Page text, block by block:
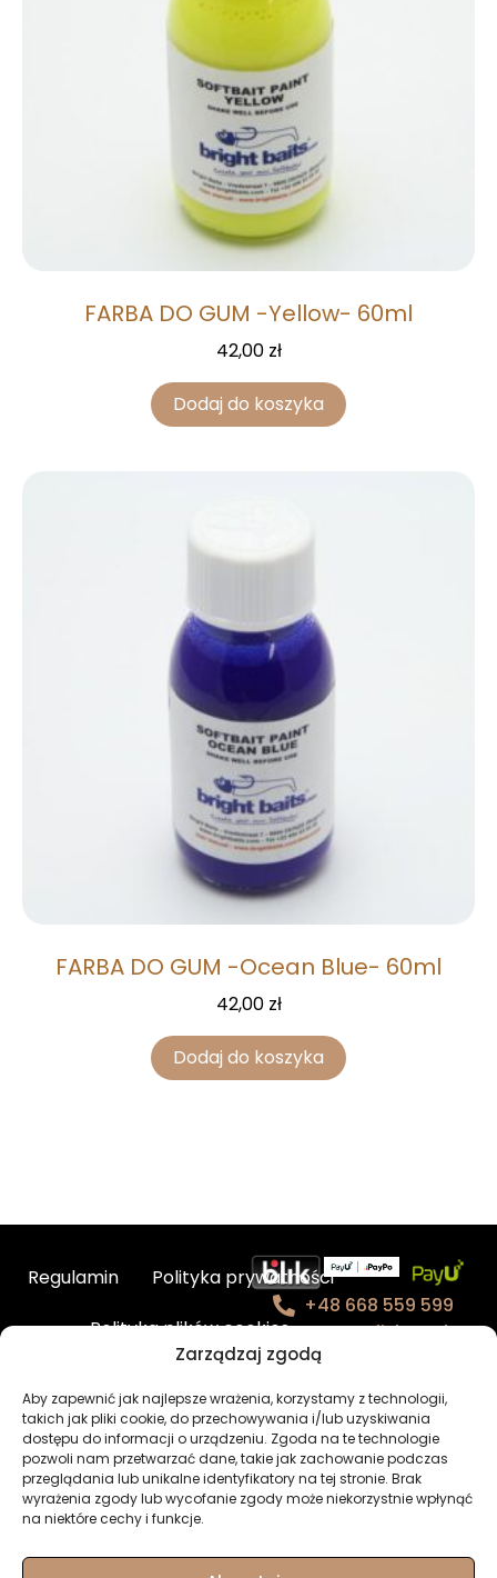
Zarządzaj zgodą
Aby zapewnić jak najlepsze wrażenia, korzystamy z technologii,
takich jak pliki cookie, do przechowywania i/lub uzyskiwania
dostępu do informacji o urządzeniu. Zgoda na te technologie
pozwoli nam przetwarzać dane, takie jak zachowanie podczas
przeglądania lub unikalne identyfikatory na tej stronie. Brak
wyrażenia zgody lub wycofanie zgody może niekorzystnie wpłynąć
na niektóre cechy i funkcje.
FARBA DO GUM -Yellow- 60ml
42,00 zł
Dodaj do koszyka
FARBA DO GUM -Ocean Blue- 60ml
42,00 zł
Dodaj do koszyka
Regulamin
Polityka prywatności
Polityka plików cookies
BHP – charakterystyka produktów
Newsletter
Moje konto
+48 668 559 599
contact@fishmade.e